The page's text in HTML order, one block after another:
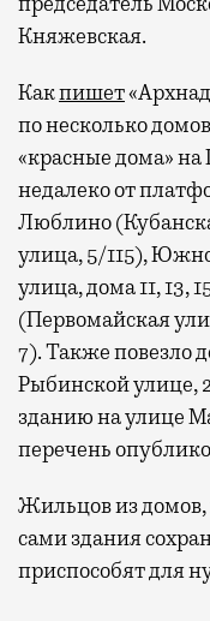
Княжевская.
Какпишет
по несколько
«красные дома» на
недалеко от
Люблино
улица, 5/115),
улица, дома 11, 13,
(Первомайская
7). Также повезло
Рыбинской улице,
зданию на улице
перечень
Жильцов из домов,
сами здания
приспособят для